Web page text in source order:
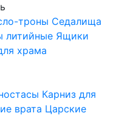
троны Седалища
литийные Ящики
храма
Карниз для
врата Царские